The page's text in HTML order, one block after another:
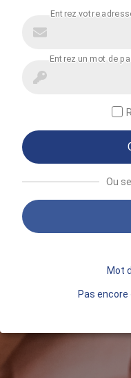
Ou
Mot
Pas encore